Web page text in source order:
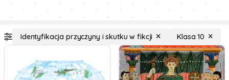
Identyfikacja przyczyny i skutku w fikcji Klasa 10